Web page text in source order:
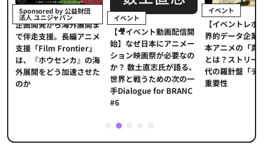
Sponsored by 公益財団
法人 ユニジャパン
企画開発から海外展開ま
で伴走支援。長編アニメ
支援「Film Frontier」
は、『ホウセンカ』の海
外展開をどう加速させた
のか
イベント
【🎥イベント動画配信開
始】なぜ日本にアニメー
ション映画祭が必要なの
か？ 数土直志氏が語る、
世界と戦うための次の一
手Dialogue for BRANC
#6
イベント
【イベントレポ
界的データ企業
本アニメの「真
とは？ストリー
代の羅針盤「デ
重要性
2